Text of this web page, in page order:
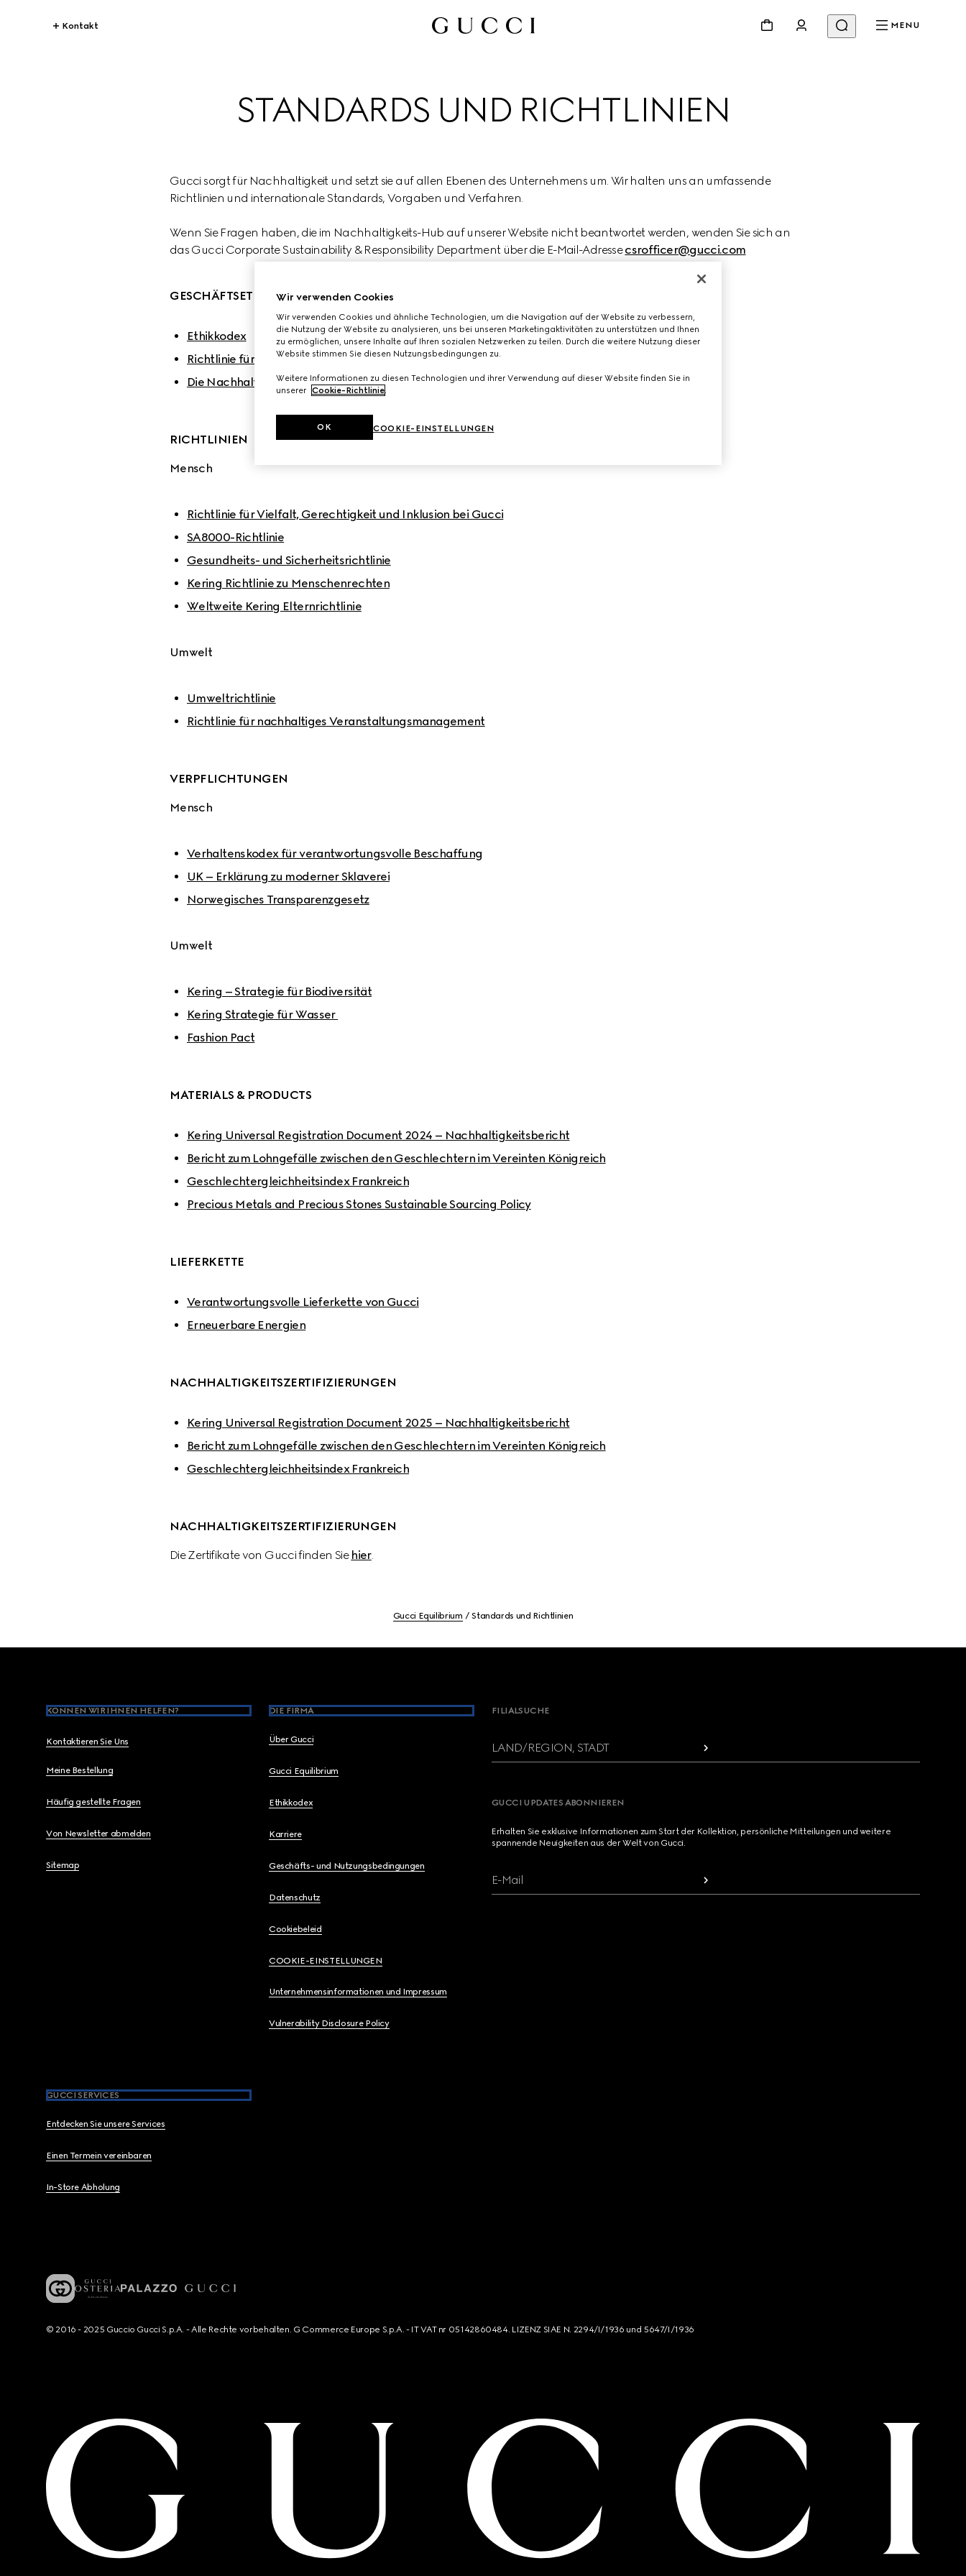
Kontakt MENU
STANDARDS UND RICHTLINIEN
Gucci sorgt für Nachhaltigkeit und setzt sie auf allen Ebenen des Unternehmens um. Wir halten uns an umfassende
Richtlinien und internationale Standards, Vorgaben und Verfahren.
Wenn Sie Fragen haben, die im Nachhaltigkeits-Hub auf unserer Website nicht beantwortet werden, wenden Sie sich an
das Gucci Corporate Sustainability & Responsibility Department über die E-Mail-Adresse csrofficer@gucci.com
GESCHÄFTSETHIK
Ethikkodex
Richtlinie für Unternehmensnachhaltigkeit und -verantwortung
Die Nachhaltigkeitsprinzipien von Gucci
RICHTLINIEN
Mensch
Richtlinie für Vielfalt, Gerechtigkeit und Inklusion bei Gucci
SA8000-Richtlinie
Gesundheits- und Sicherheitsrichtlinie
Kering Richtlinie zu Menschenrechten
Weltweite Kering Elternrichtlinie
Umwelt
Umweltrichtlinie
Richtlinie für nachhaltiges Veranstaltungsmanagement
VERPFLICHTUNGEN
Mensch
Verhaltenskodex für verantwortungsvolle Beschaffung
UK – Erklärung zu moderner Sklaverei
Norwegisches Transparenzgesetz
Umwelt
Kering – Strategie für Biodiversität
Kering Strategie für Wasser
Fashion Pact
MATERIALS & PRODUCTS
Kering Universal Registration Document 2024 – Nachhaltigkeitsbericht
Bericht zum Lohngefälle zwischen den Geschlechtern im Vereinten Königreich
Geschlechtergleichheitsindex Frankreich
Precious Metals and Precious Stones Sustainable Sourcing Policy
LIEFERKETTE
Verantwortungsvolle Lieferkette von Gucci
Erneuerbare Energien
NACHHALTIGKEITSZERTIFIZIERUNGEN
Kering Universal Registration Document 2025 – Nachhaltigkeitsbericht
Bericht zum Lohngefälle zwischen den Geschlechtern im Vereinten Königreich
Geschlechtergleichheitsindex Frankreich
NACHHALTIGKEITSZERTIFIZIERUNGEN
Die Zertifikate von Gucci finden Sie hier.
Gucci Equilibrium Standards und Richtlinien
KÖNNEN WIR IHNEN HELFEN?
Kontaktieren Sie Uns
Meine Bestellung
Häufig gestellte Fragen
Von Newsletter abmelden
Sitemap
DIE FIRMA
Über Gucci
Gucci Equilibrium
Ethikkodex
Karriere
Geschäfts- und Nutzungsbedingungen
Datenschutz
Cookiebeleid
COOKIE-EINSTELLUNGEN
Unternehmensinformationen und Impressum
Vulnerability Disclosure Policy
GUCCI SERVICES
Entdecken Sie unsere Services
Einen Termein vereinbaren
In-Store Abholung
FILIALSUCHE
LAND/REGION, STADT
GUCCI UPDATES ABONNIEREN
Erhalten Sie exklusive Informationen zum Start der Kollektion, persönliche Mitteilungen und weitere
spannende Neuigkeiten aus der Welt von Gucci.
E-Mail
© 2016 - 2025 Guccio Gucci S.p.A. - Alle Rechte vorbehalten. G Commerce Europe S.p.A. - IT VAT nr 05142860484. LIZENZ SIAE N. 2294/I/1936 und 5647/I/1936
Wir verwenden Cookies
Wir verwenden Cookies und ähnliche Technologien, um die Navigation auf der Website zu verbessern,
die Nutzung der Website zu analysieren, uns bei unseren Marketingaktivitäten zu unterstützen und Ihnen
zu ermöglichen, unsere Inhalte auf Ihren sozialen Netzwerken zu teilen. Durch die weitere Nutzung dieser
Website stimmen Sie diesen Nutzungsbedingungen zu.
Weitere Informationen zu diesen Technologien und ihrer Verwendung auf dieser Website finden Sie in
unserer Cookie-Richtlinie.
COOKIE-EINSTELLUNGEN
OK